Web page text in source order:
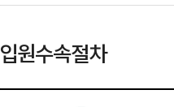
입원수속절차